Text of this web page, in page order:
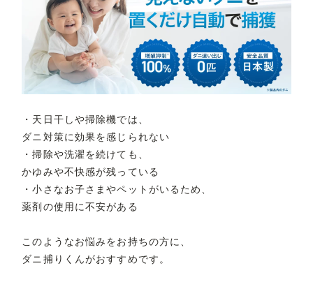
・天日干しや掃除機では、
ダニ対策に効果を感じられない
・掃除や洗濯を続けても、
かゆみや不快感が残っている
・小さなお子さまやペットがいるため、
薬剤の使用に不安がある
このようなお悩みをお持ちの方に、
ダニ捕りくんがおすすめです。